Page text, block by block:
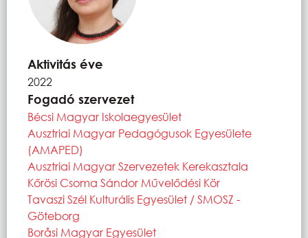
Aktivitás éve
2022
Fogadó szervezet
Bécsi Magyar Iskolaegyesület
Ausztriai Magyar Pedagógusok Egyesülete
(AMAPED)
Ausztriai Magyar Szervezetek Kerekasztala
Kőrösi Csoma Sándor Művelődési Kör
Tavaszi Szél Kulturális Egyesület / SMOSZ -
Göteborg
Boråsi Magyar Egyesület